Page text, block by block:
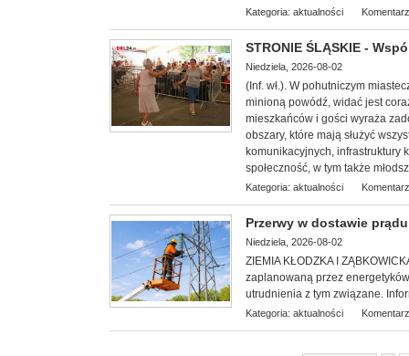
Kategoria: aktualności
STRONIE ŚLĄSKIE -
Niedziela, 2026-08-02
(Inf. wł.). W pohutniczym
minioną powódź, widać jest
mieszkańców i gości wyraża
obszary, które mają służyć
komunikacyjnych, infrastruktury
społeczność, w tym także
Kategoria: aktualności
Przerwy w dostawie
Niedziela, 2026-08-02
ZIEMIA KŁODZKA I
zaplanowaną przez
utrudnienia z tym związane.
Kategoria: aktualności